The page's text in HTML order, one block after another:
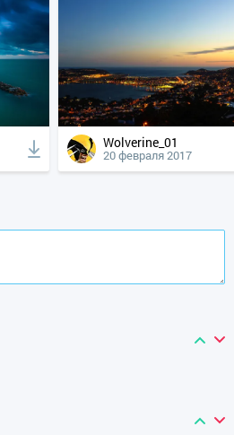
Wolverine_01
20 февраля 2017